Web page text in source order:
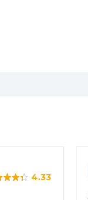
4.33